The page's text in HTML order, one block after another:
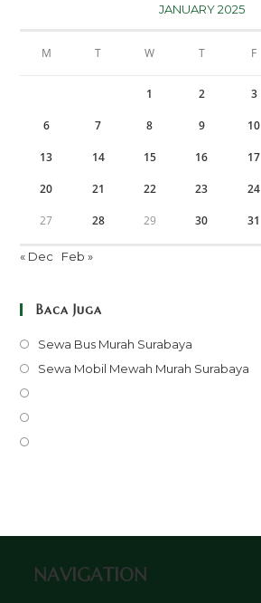
JANUARY 2025
M T W T F
1 2 3
6 7 8 9 10
13 14 15 16 17
20 21 22 23 24
27 28 29 30 31
« Dec Feb »
Baca Juga
Sewa Bus Murah Surabaya
in
Sewa Mobil Mewah Murah Surabaya
tab
NAVIGATION